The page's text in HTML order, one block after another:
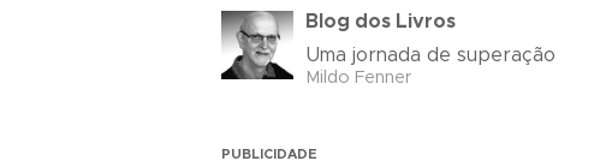
Blog dos Livros
Uma jornada de superação
Mildo Fenner
PUBLICIDADE